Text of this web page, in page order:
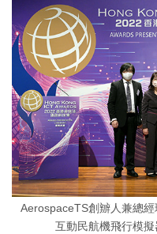
AerospaceTS創辧人兼總
互動民航機飛行模擬